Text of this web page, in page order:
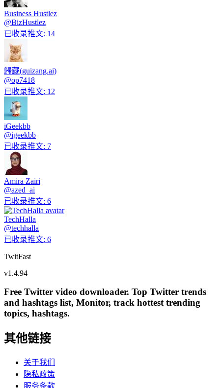
Business Hustlez
@BizHustlez
已收录推文: 14
歸藏(guizang.ai)
@op7418
已收录推文: 12
iGeekbb
@igeekbb
已收录推文: 7
Amira Zairi
@azed_ai
已收录推文: 6
TechHalla
@techhalla
已收录推文: 6
TwitFast
v1.4.94
Free Twitter video downloader. Top Twitter trends
and hashtags list, Monitor, track hottest trending
topics, hashtags.
其他链接
关于我们
隐私政策
服务条款